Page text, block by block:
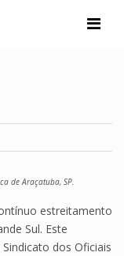
de Araçatuba, SP.
estreitamento
Sul. Este
dos Oficiais